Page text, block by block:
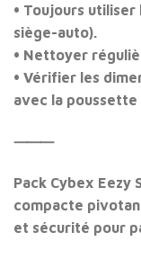
• Toujours
siège-auto).
• Nettoyer
• Vérifier les
avec la poussette
⸻
Pack Cybex Eezy
compacte
et sécurité pour